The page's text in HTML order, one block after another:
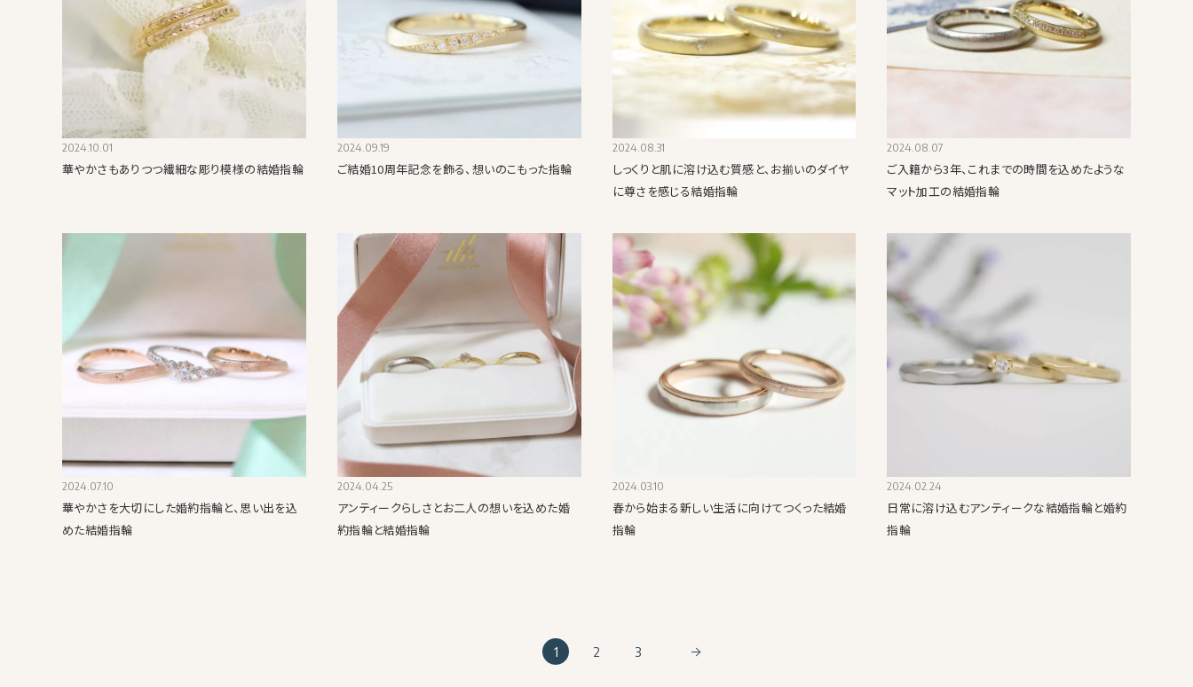
2024.10.01
華やかさもありつつ繊細な彫り模様の結婚指輪
2024.09.19
ご結婚10周年記念を飾る、想いのこもった指輪
2024.08.31
しっくりと肌に溶け込む質感と、お揃いのダイヤ
に尊さを感じる結婚指輪
2024.08.07
ご入籍から3年、これまでの時間を込めたような
マット加工の結婚指輪
2024.07.10
華やかさを大切にした婚約指輪と、思い出を込
めた結婚指輪
2024.04.25
アンティークらしさとお二人の想いを込めた婚
約指輪と結婚指輪
2024.03.10
春から始まる新しい生活に向けてつくった結婚
指輪
2024.02.24
日常に溶け込むアンティークな結婚指輪と婚約
指輪
1 2 3